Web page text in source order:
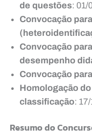
de questões: 01/
Convocação
Convocação
desempenho
Convocação
Homologação
classificação:
Resumo do